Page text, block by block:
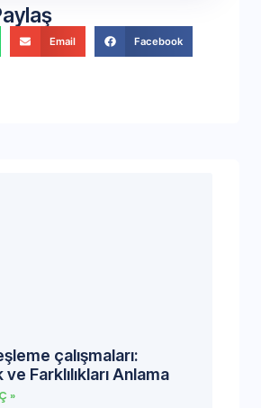
Email Facebook
çalışmaları:
Farklılıkları Anlama
»